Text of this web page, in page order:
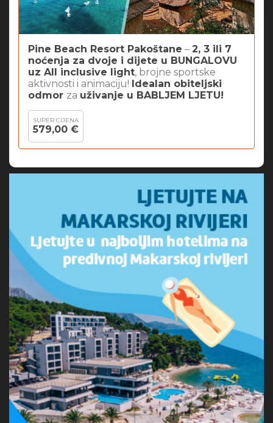
Pine Beach Resort Pakoštane – 2, 3 ili 7
noćenja za dvoje i dijete u BUNGALOVU
uz All inclusive light, brojne sportske
aktivnosti i animaciju! Idealan obiteljski
odmor za uživanje u BABLJEM LJETU!
SUPER CIJENA
579,00 €